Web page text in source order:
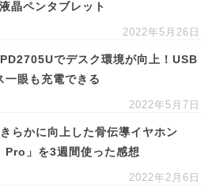
晶ペンタブレット
2022年5月26日
でデスク環境が向上！USB
眼も充電できる
2022年5月7日
らかに向上した骨伝導イヤホン
」を3週間使った感想
2022年2月6日